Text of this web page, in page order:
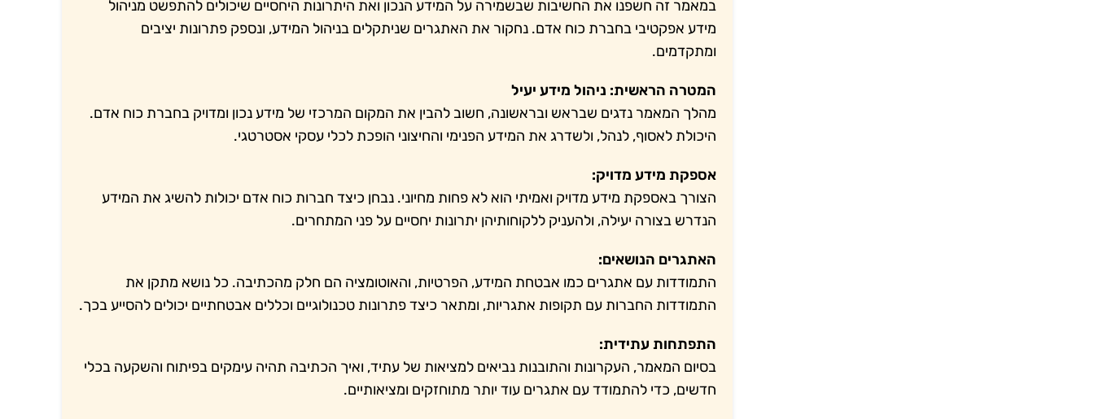
במאמר זה חשפנו את החשיבות שבשמירה על המידע הנכון ואת היתרונות היחסיים שיכולים להתפשט מניהול
מידע אפקטיבי בחברת כוח אדם. נחקור את האתגרים שניתקלים בניהול המידע, ונספק פתרונות יציבים
ומתקדמים.
המטרה הראשית: ניהול מידע יעיל
מהלך המאמר נדגים שבראש ובראשונה, חשוב להבין את המקום המרכזי של מידע נכון ומדויק בחברת כוח אדם.
היכולת לאסוף, לנהל, ולשדרג את המידע הפנימי והחיצוני הופכת לכלי עסקי אסטרטגי.
אספקת מידע מדויק:
הצורך באספקת מידע מדויק ואמיתי הוא לא פחות מחיוני. נבחן כיצד חברות כוח אדם יכולות להשיג את המידע
הנדרש בצורה יעילה, ולהעניק ללקוחותיהן יתרונות יחסיים על פני המתחרים.
האתגרים הנושאים:
התמודדות עם אתגרים כמו אבטחת המידע, הפרטיות, והאוטומציה הם חלק מהכתיבה. כל נושא מתקן את
התמודדות החברות עם תקופות אתגריות, ומתאר כיצד פתרונות טכנולוגיים וכללים אבטחתיים יכולים להסייע בכך.
התפתחות עתידית:
בסיום המאמר, העקרונות והתובנות נביאים למציאות של עתיד, ואיך הכתיבה תהיה עימקים בפיתוח והשקעה בכלי
חדשים, כדי להתמודד עם אתגרים עוד יותר מתוחזקים ומציאותיים.